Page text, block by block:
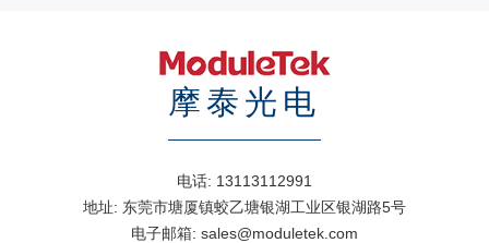
摩泰光电
电话: 13113112991
地址: 东莞市塘厦镇蛟乙塘银湖工业区银湖路5号
电子邮箱: sales@moduletek.com